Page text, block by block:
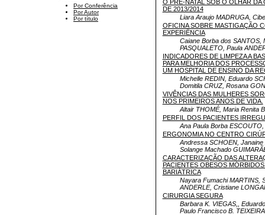
Por Conferência
Por Autor
Por título
O PRÉ-NATAL SOB O OLHAR DA
DE 2013/2014
Liara Araujo MADRUGA,
OFICINA SOBRE MASTIGAÇÃO
EXPERIÊNCIA
Caiane Borba dos SANTOS,
PASQUALETO, Paula
INDICADORES DE LIMPEZA A
PARA MELHORIA DOS
UM HOSPITAL DE ENSINO DA
Michelle REDIN, Eduardo
Domitila CRUZ, Rosana
VIVÊNCIAS DAS MULHERES
NOS PRIMEIROS ANOS DE VIDA.
Altair THOMÉ, Maria Renita
PERFIL DOS PACIENTES
Ana Paula Borba
ERGONOMIA NO CENTRO
Andressa SCHOEN,
Solange Machado
CARACTERIZAÇÃO DAS
PACIENTES OBESOS
BARIÁTRICA
Nayara Fumachi MARTINS,
ANDERLE, Cristiane
CIRURGIA SEGURA
Barbara K. VIEGAS,,
Paulo Francisco B.